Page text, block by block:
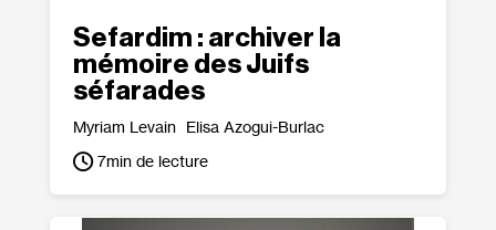
Sefardim : archiver la
mémoire des Juifs
séfarades
Myriam Levain
Elisa Azogui-Burlac
7min de lecture